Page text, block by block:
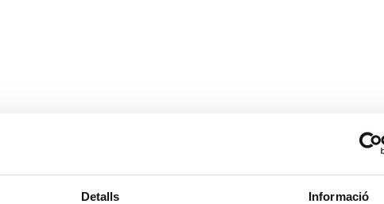
Detalls Informació